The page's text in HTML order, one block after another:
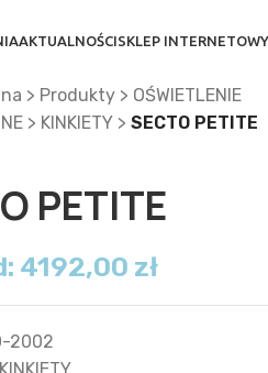
AKTUALNOŚCISKLEP INTERNETOWY
> Produkty> OŚWIETLENIE
> KINKIETY> SECTO PETITE
PETITE
4192,00 zł
2002